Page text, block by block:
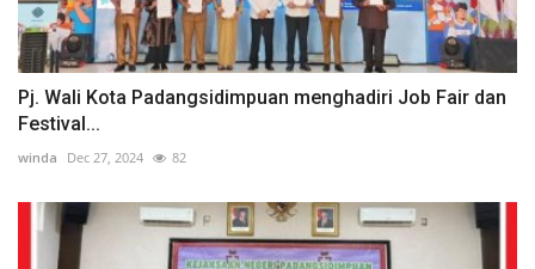
Pj. Wali Kota Padangsidimpuan menghadiri Job Fair dan
Festival...
winda Dec 27, 2024 82